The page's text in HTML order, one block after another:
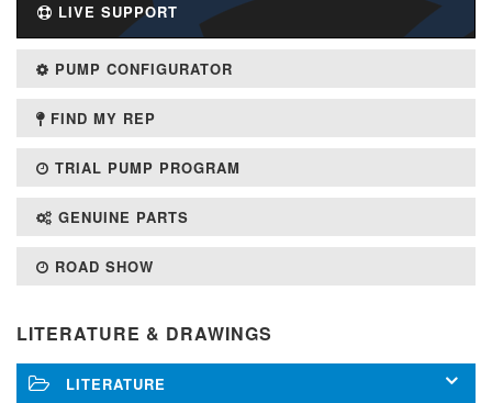
LIVE SUPPORT
PUMP CONFIGURATOR
FIND MY REP
TRIAL PUMP PROGRAM
GENUINE PARTS
ROAD SHOW
LITERATURE & DRAWINGS
LITERATURE